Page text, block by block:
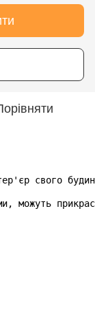
свого
можуть